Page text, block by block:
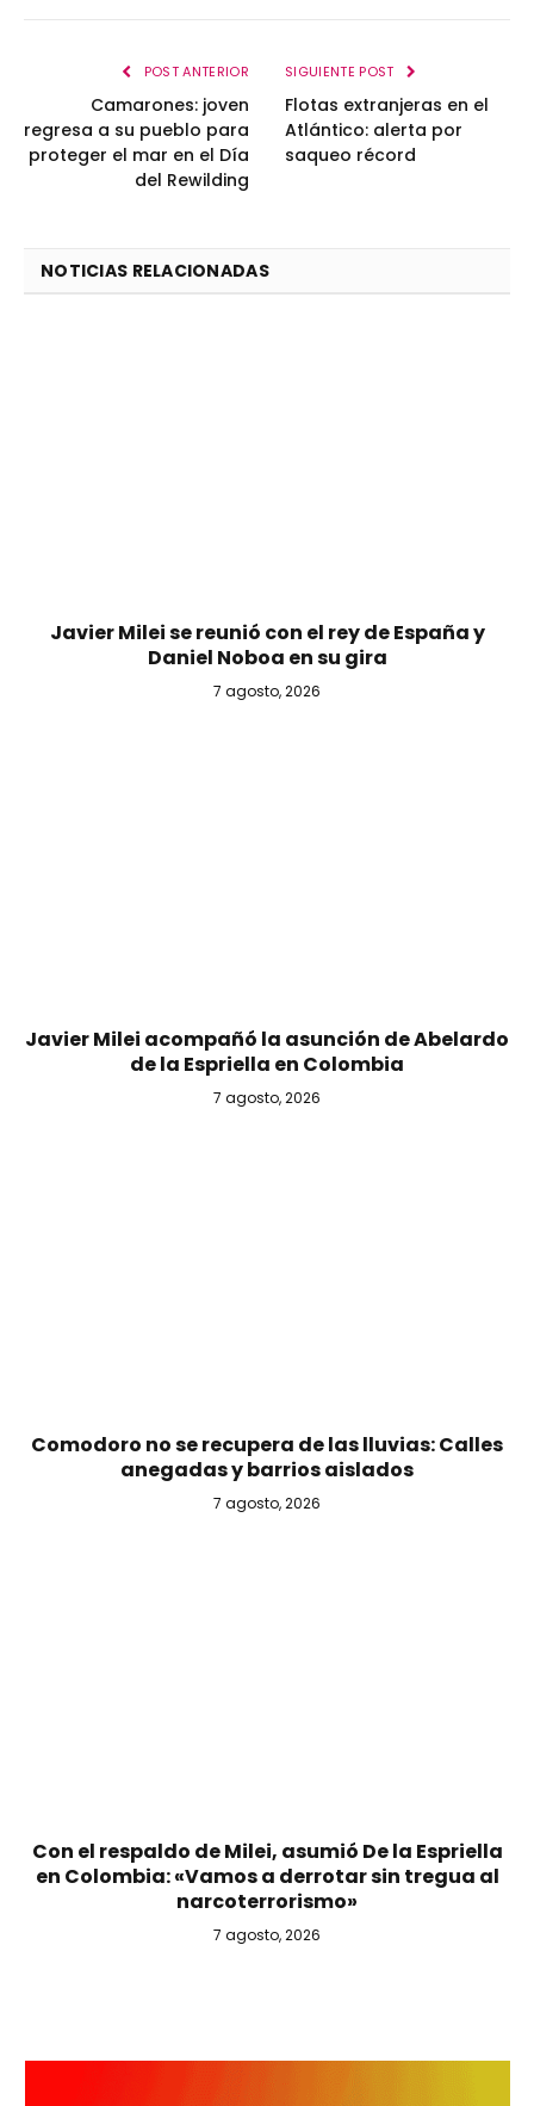
POST ANTERIOR
Camarones: joven
regresa a su pueblo para
proteger el mar en el Día
del Rewilding
SIGUIENTE POST
Flotas extranjeras en el
Atlántico: alerta por
saqueo récord
NOTICIAS RELACIONADAS
Javier Milei se reunió con el rey de España y
Daniel Noboa en su gira
7 agosto, 2026
Javier Milei acompañó la asunción de Abelardo
de la Espriella en Colombia
7 agosto, 2026
Comodoro no se recupera de las lluvias: Calles
anegadas y barrios aislados
7 agosto, 2026
Con el respaldo de Milei, asumió De la Espriella
en Colombia: «Vamos a derrotar sin tregua al
narcoterrorismo»
7 agosto, 2026